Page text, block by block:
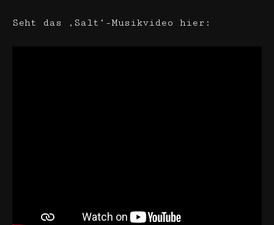
Seht das ‚Salt‘-Musikvideo hier: